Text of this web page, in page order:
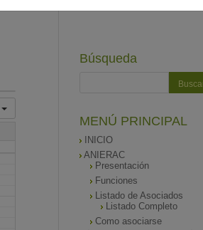
Búsqueda
MENÚ PRINCIPAL
INICIO
ANIERAC
Presentación
Funciones
Listado de Asociados
Listado Completo
Como asociarse